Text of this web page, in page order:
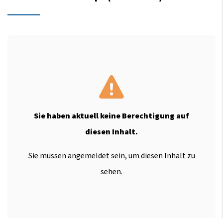
Sie haben aktuell keine Berechtigung auf
diesen Inhalt.
Sie müssen angemeldet sein, um diesen Inhalt zu
sehen.